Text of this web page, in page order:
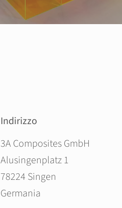
Indirizzo
3A Composites GmbH
Alusingenplatz 1
78224 Singen
Germania